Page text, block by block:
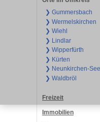
❯ Gummersbach
❯ Wermelskirchen
❯ Wiehl
❯ Lindlar
❯ Wipperfürth
❯ Kürten
❯ Neunkirchen-
❯ Waldbröl
Freizeit
Immobilien